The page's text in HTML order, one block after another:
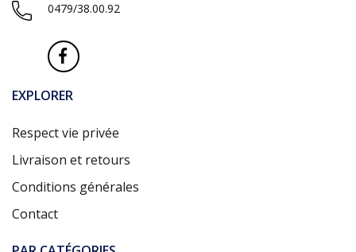
0479/38.00.92
EXPLORER
Respect vie privée
Livraison et retours
Conditions générales
Contact